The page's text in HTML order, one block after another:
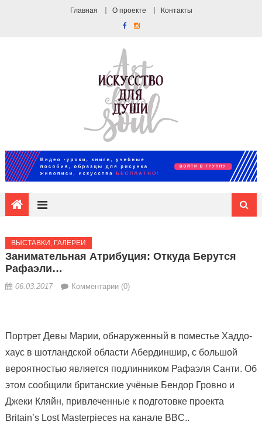
Главная О проекте Контакты
ВЫСТАВКИ, ГАЛЕРЕИ
Занимательная Атрибуция: Откуда Берутся
Рафаэли…
06.03.2017 Комментарии (0)
Портрет Девы Марии, обнаруженный в поместье Хаддо-
хаус в шотландской области Абердиншир, с большой
вероятностью является подлинником Рафаэля Санти. Об
этом сообщили британские учёные Бендор Гровно и
Джеки Кляйн, привлеченные к подготовке проекта
Britain’s Lost Masterpieces на канале BBC..